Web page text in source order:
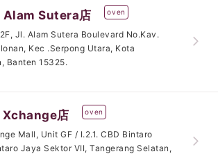
Sutera店 oven
Jl. Alam Sutera Boulevard No.Kav.
Kec .Serpong Utara, Kota
Banten 15325.
店 oven
Mall, Unit GF / I.2.1. CBD Bintaro
Jaya Sektor VII, Tangerang Selatan,